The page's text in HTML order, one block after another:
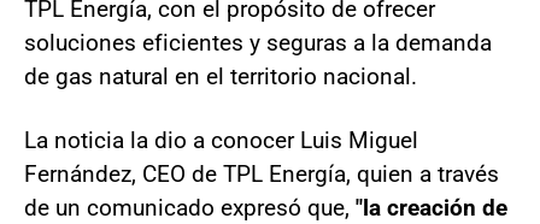
TPL Energía, con el propósito de ofrecer
soluciones eficientes y seguras a la demanda
de gas natural en el territorio nacional.
La noticia la dio a conocer Luis Miguel
Fernández, CEO de TPL Energía, quien a través
de un comunicado expresó que, "la creación de